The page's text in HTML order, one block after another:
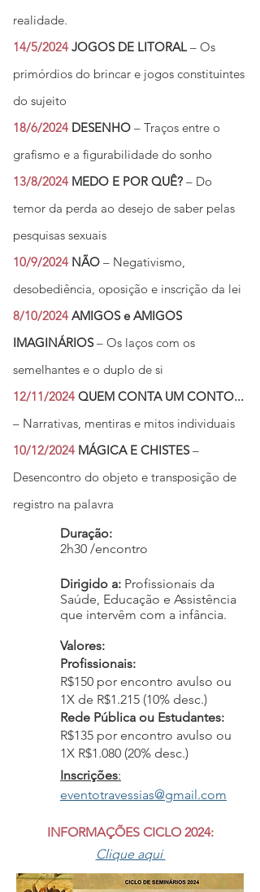
realidade.
14/5/2024 JOGOS DE LITORAL – Os
primórdios do brincar e jogos constituintes
do sujeito
18/6/2024 DESENHO – Traços entre o
grafismo e a figurabilidade do sonho
13/8/2024 MEDO E POR QUÊ? – Do
temor da perda ao desejo de saber pelas
pesquisas sexuais
10/9/2024 NÃO – Negativismo,
desobediência, oposição e inscrição da lei
8/10/2024 AMIGOS e AMIGOS
IMAGINÁRIOS– Os laços com os
semelhantes e o duplo de si
12/11/2024 QUEM CONTA UM CONTO...
– Narrativas, mentiras e mitos individuais
10/12/2024 MÁGICA E CHISTES–
Desencontro do objeto e transposição de
registro na palavra
Duração:
2h30 /encontro
Dirigido a: Profissionais da
Saúde, Educação e Assistência
que intervêm com a infância.
Valores:
Profissionais:
R$150 por encontro avulso ou
1X de R$1.215 (10% desc.)
Rede Pública ou Estudantes:
R$135 por encontro avulso ou
1X R$1.080 (20% desc.)
Inscrições:
eventotravessias@gmail.com
INFORMAÇÕES CICLO 2024:
Clique aqui